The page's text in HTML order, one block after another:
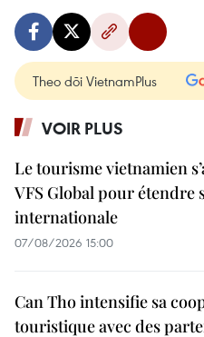
Theo dõi VietnamPlus
VOIR PLUS
Le tourisme vietnamien
VFS Global pour étendre
internationale
07/08/2026 15:00
Can Tho intensifie sa
touristique avec des